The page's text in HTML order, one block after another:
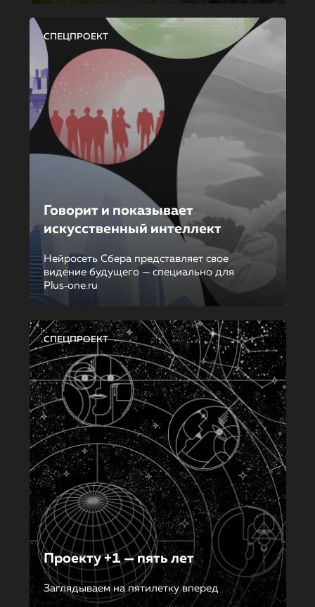
СПЕЦПРОЕКТ
Говорит и показывает
искусственный интеллект
Нейросеть Сбера представляет свое
видение будущего — специально для
Plus‑one.ru
СПЕЦПРОЕКТ
Проекту +1 — пять лет
Заглядываем на пятилетку вперед